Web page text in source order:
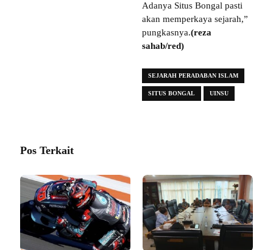
Adanya Situs Bongal pasti
akan memperkaya sejarah,”
pungkasnya.(reza
sahab/red)
SEJARAH PERADABAN ISLAM
SITUS BONGAL UINSU
Pos Terkait